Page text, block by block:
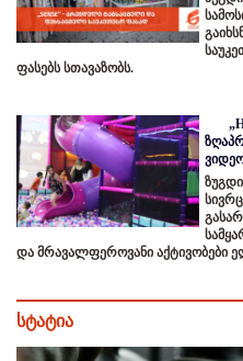
ფასებს სთავაზობს.
და მრავალფეროვანი აქტივობები
სტატია